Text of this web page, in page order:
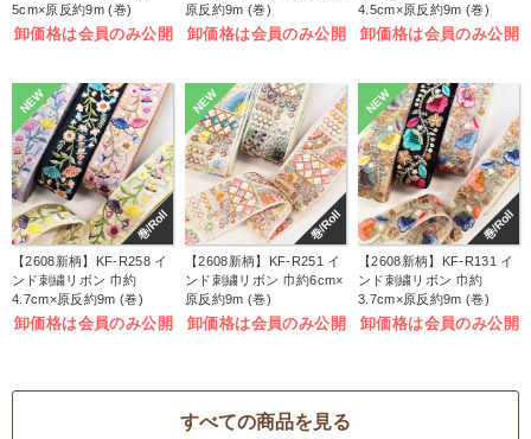
5cm×原反約9m (巻)
卸価格は会員のみ公開
原反約9m (巻)
卸価格は会員のみ公開
4.5cm×原反約9m (巻)
卸価格は会員のみ公開
NEW
巻/Roll
【2608新柄】KF-R258 イ
ンド刺繍リボン 巾約
4.7cm×原反約9m (巻)
卸価格は会員のみ公開
NEW
巻/Roll
【2608新柄】KF-R251 イ
ンド刺繍リボン 巾約6cm×
原反約9m (巻)
卸価格は会員のみ公開
NEW
巻/Roll
【2608新柄】KF-R131 イ
ンド刺繍リボン 巾約
3.7cm×原反約9m (巻)
卸価格は会員のみ公開
すべての商品を見る